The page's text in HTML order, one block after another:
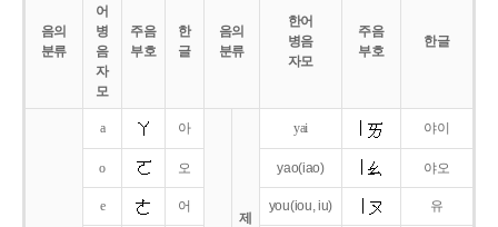
음의
분류
어
병
음
자
모
주음
부호
한
글
음의
분류
한어
병음
자모
주음
부호
한글
a 아
제
yai 야이
o 오 yao(iao) 야오
e 어 you(iou,iu) 유